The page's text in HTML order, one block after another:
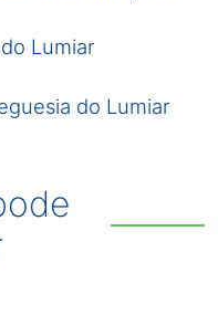
Lumiar
do Lumiar